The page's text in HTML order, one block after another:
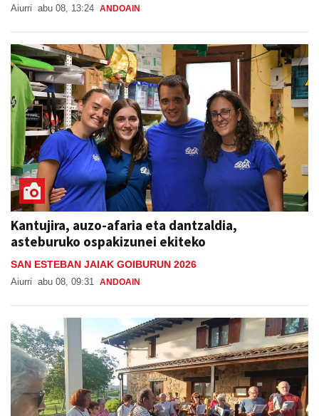
Aiurri abu 08, 13:24 ANDOAIN
Kantujira, auzo-afaria eta dantzaldia,
asteburuko ospakizunei ekiteko
SAN ESTEBAN JAIAK GOIBURUN 2026
Aiurri abu 08, 09:31 ANDOAIN